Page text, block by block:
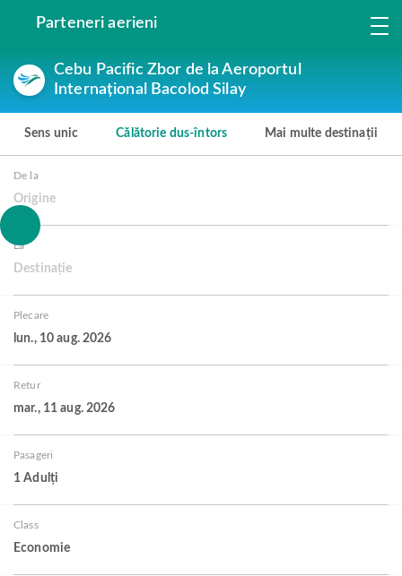
Parteneri aerieni
Cebu Pacific Zbor de la Aeroportul
Internațional Bacolod Silay
Sens unic Călătorie dus-întors Mai multe destinații
De la
Origine
La
Destinație
Plecare
lun., 10 aug. 2026
Retur
mar., 11 aug. 2026
Pasageri
1 Adulți
Class
Economie